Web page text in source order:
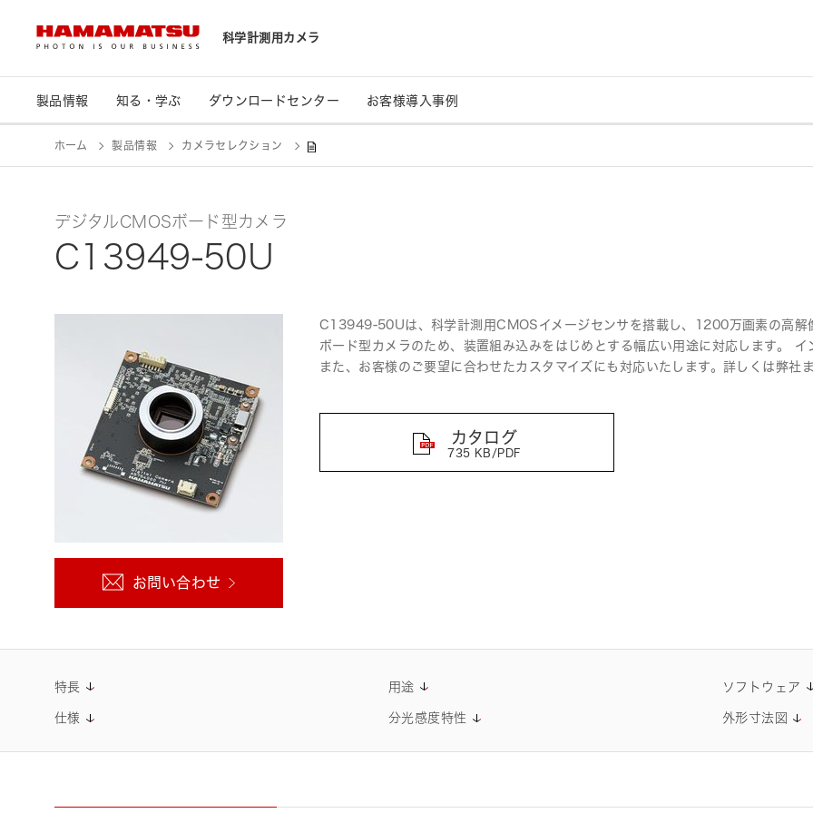
科学計測用カメラ
製品情報 知る・学ぶ ダウンロードセンター お客様導入事例
製品情報
知る・学ぶ
お客様導入事例
ORCA®-Questを用いた超高速磁
niversity】
ョナル量子イメージングへの応用
原子量子コンピュータシステムに
向けたORCA®-Questを用いた原
子アレイイメージング【大阪大
学】
ORCA®-Questを用いたゼブラフ
エラー訂正型中性
単一分子イメージングにおけるqC
MOS®カメラ「ORCA®-Quest」
とEM-CCDの性能比較実験【中国
科学院遺伝発生生物学研究所】
ホーム 製品情報 カメラセレクション
デジタルCMOSボード型カメラ
C13949-50U
お問い合わせ
C13949-50Uは、科学計測用CMOSイメージセンサを搭載し、1200万画素の高解
ボード型カメラのため、装置組み込みをはじめとする幅広い用途に対応します。 イ
また、お客様のご要望に合わせたカスタマイズにも対応いたします。詳しくは弊社
カタログ
735 KB/PDF
特長 用途 ソフトウェア
仕様 分光感度特性 外形寸法図